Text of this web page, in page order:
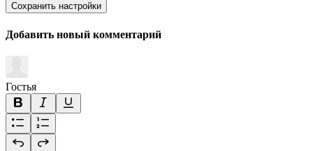
Сохранить настройки
Добавить новый комментарий
Гостья